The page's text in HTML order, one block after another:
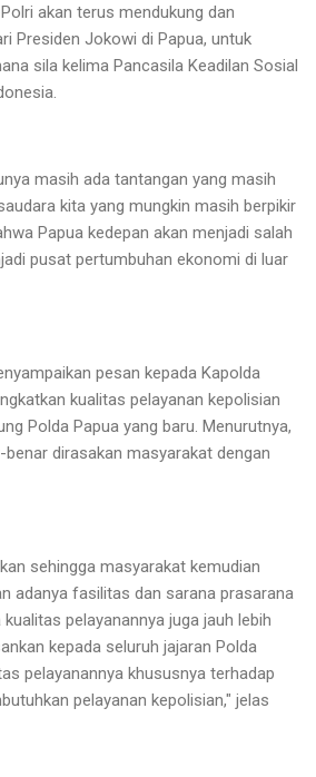
akan terus mendukung dan
Presiden Jokowi di Papua, untuk
sila kelima Pancasila Keadilan Sosial
masih ada tantangan yang masih
kita yang mungkin masih berpikir
Papua kedepan akan menjadi salah
pusat pertumbuhan ekonomi di luar
pesan kepada Kapolda
kualitas pelayanan kepolisian
Polda Papua yang baru. Menurutnya,
dirasakan masyarakat dengan
sehingga masyarakat kemudian
adanya fasilitas dan sarana prasarana
pelayanannya juga jauh lebih
kepada seluruh jajaran Polda
pelayanannya khususnya terhadap
pelayanan kepolisian," jelas